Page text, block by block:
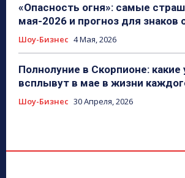
«Опасность огня»: самые
мая-2026 и прогноз для знаков
Шоу-Бизнес 4 Мая, 2026
Полнолуние в Скорпионе:
всплывут в мае в жизни
Шоу-Бизнес 30 Апреля, 2026